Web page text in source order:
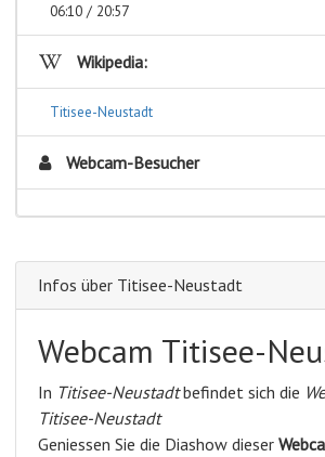
06:10 / 20:57
Wikipedia:
Titisee-Neustadt
Webcam-Besucher
Infos über Titisee-Neustadt
Webcam Titisee-
In Titisee-Neustadtbefindet sich die
Titisee-Neustadt
Geniessen Sie die Diashow dieser